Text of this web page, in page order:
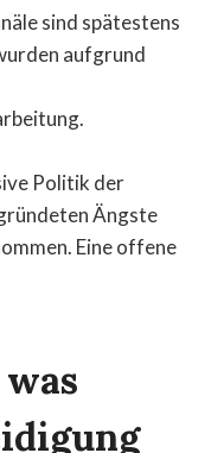
sind spätestens
aufgrund
Politik der
Ängste
Eine offene